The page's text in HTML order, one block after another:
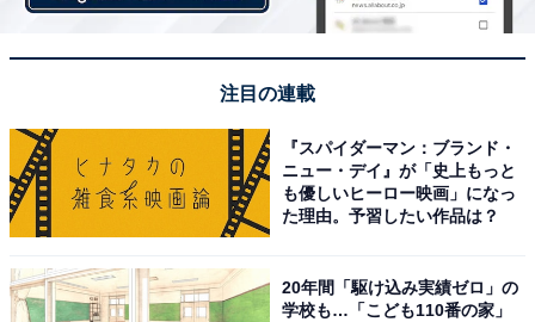
注目の連載
『スパイダーマン：ブランド・
ニュー・デイ』が「史上もっと
も優しいヒーロー映画」になっ
た理由。予習したい作品は？
20年間「駆け込み実績ゼロ」の
学校も…「こども110番の家」